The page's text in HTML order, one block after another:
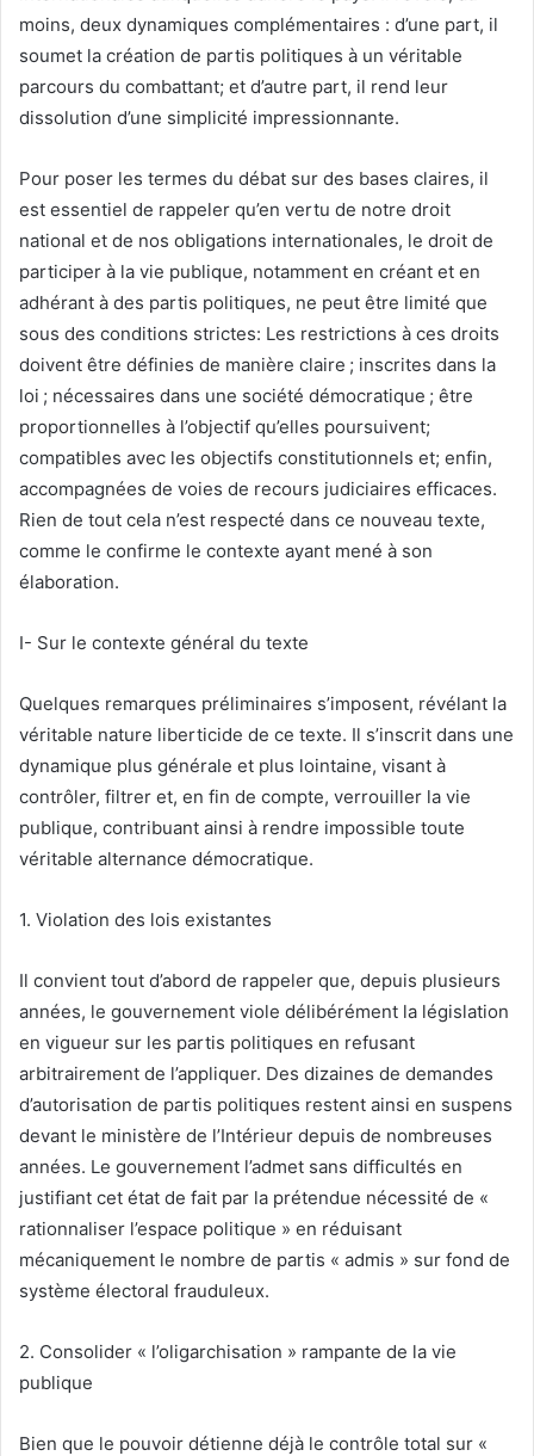
moins, deux dynamiques complémentaires : d’une part, il
soumet la création de partis politiques à un véritable
parcours du combattant; et d’autre part, il rend leur
dissolution d’une simplicité impressionnante.
Pour poser les termes du débat sur des bases claires, il
est essentiel de rappeler qu’en vertu de notre droit
national et de nos obligations internationales, le droit de
participer à la vie publique, notamment en créant et en
adhérant à des partis politiques, ne peut être limité que
sous des conditions strictes: Les restrictions à ces droits
doivent être définies de manière claire ; inscrites dans la
loi ; nécessaires dans une société démocratique ; être
proportionnelles à l’objectif qu’elles poursuivent;
compatibles avec les objectifs constitutionnels et; enfin,
accompagnées de voies de recours judiciaires efficaces.
Rien de tout cela n’est respecté dans ce nouveau texte,
comme le confirme le contexte ayant mené à son
élaboration.
I- Sur le contexte général du texte
Quelques remarques préliminaires s’imposent, révélant la
véritable nature liberticide de ce texte. Il s’inscrit dans une
dynamique plus générale et plus lointaine, visant à
contrôler, filtrer et, en fin de compte, verrouiller la vie
publique, contribuant ainsi à rendre impossible toute
véritable alternance démocratique.
1. Violation des lois existantes
Il convient tout d’abord de rappeler que, depuis plusieurs
années, le gouvernement viole délibérément la législation
en vigueur sur les partis politiques en refusant
arbitrairement de l’appliquer. Des dizaines de demandes
d’autorisation de partis politiques restent ainsi en suspens
devant le ministère de l’Intérieur depuis de nombreuses
années. Le gouvernement l’admet sans difficultés en
justifiant cet état de fait par la prétendue nécessité de «
rationnaliser l’espace politique » en réduisant
mécaniquement le nombre de partis « admis » sur fond de
système électoral frauduleux.
2. Consolider « l’oligarchisation » rampante de la vie
publique
Bien que le pouvoir détienne déjà le contrôle total sur «